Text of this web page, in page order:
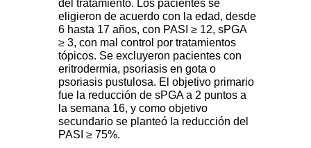
del tratamiento. Los pacientes se
eligieron de acuerdo con la edad, desde
6 hasta 17 años, con PASI ≥ 12, sPGA
≥ 3, con mal control por tratamientos
tópicos. Se excluyeron pacientes con
eritrodermia, psoriasis en gota o
psoriasis pustulosa. El objetivo primario
fue la reducción de sPGA a 2 puntos a
la semana 16, y como objetivo
secundario se planteó la reducción del
PASI ≥ 75%.